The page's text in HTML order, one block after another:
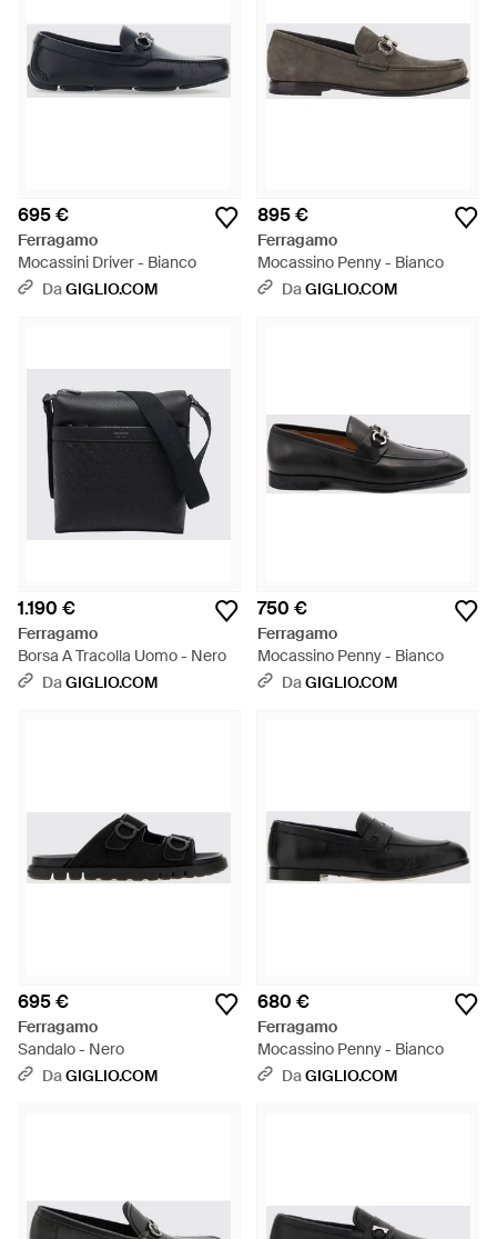
695 €
Ferragamo
Mocassini Driver - Bianco
DaGIGLIO.COM
895 €
Ferragamo
Mocassino Penny - Bianco
DaGIGLIO.COM
1.190 €
Ferragamo
Borsa A Tracolla Uomo - Nero
DaGIGLIO.COM
750 €
Ferragamo
Mocassino Penny - Bianco
DaGIGLIO.COM
695 €
Ferragamo
Sandalo - Nero
DaGIGLIO.COM
680 €
Ferragamo
Mocassino Penny - Bianco
DaGIGLIO.COM